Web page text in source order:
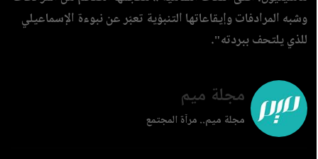
وشبه المرادفات وإيقاعاتها التنبؤية تعبّر عن نبوءة الإسماعيلي
للذي يلتحف ببردته".
مجلة ميم
مجلة ميم.. مرآة المجتمع